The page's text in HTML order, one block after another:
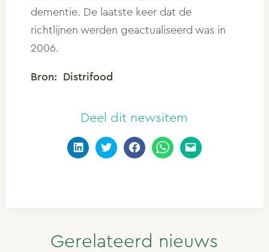
dementie. De laatste keer dat de
richtlijnen werden geactualiseerd was in
2006.
Bron: Distrifood
Deel dit newsitem
Gerelateerd nieuws